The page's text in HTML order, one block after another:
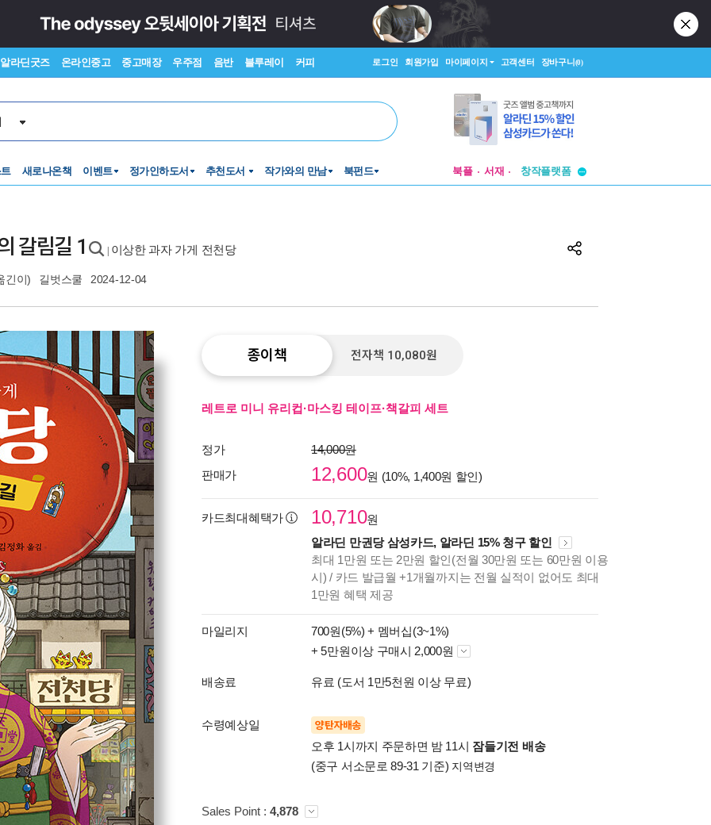
알라딘굿즈 온라인중고 중고매장 우주점 음반 블루레이 커피 로그인 회원가입 마이페이지 고객센터 장바구니(0)
새로나온책 이벤트 정가인하도서 추천도서 작가와의 만남 북펀드 북플 서재
창작플랫폼
갈림길 1 이상한 과자 가게 전천당
긴이) 길벗스쿨 2024-12-04
종이책 전자책 10,080원
레트로 미니 유리컵·마스킹 테이프·책갈피 세트
정가
14,000원
판매가
12,600원 (10%, 1,400원 할인)
카드최대혜택가 10,710원
알라딘 만권당 삼성카드, 알라딘 15% 청구 할인
최대 1만원 또는 2만원 할인(전월 30만원 또는 60만원 이용
시) / 카드 발급월 +1개월까지는 전월 실적이 없어도 최대
1만원 혜택 제공
마일리지 700원(5%) + 멤버십(3~1%)
+ 5만원이상 구매시 2,000원
배송료 유료 (도서 1만5천원 이상 무료)
수령예상일 양탄자배송
오후 1시까지 주문하면 밤 11시 잠들기전 배송
(중구 서소문로 89-31 기준) 지역변경
Sales Point : 4,878